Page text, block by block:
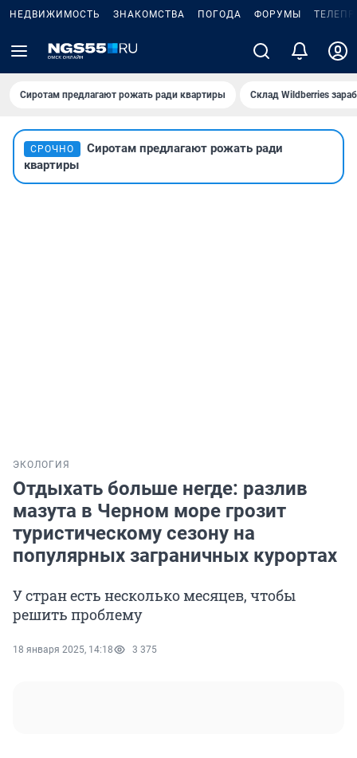
НЕДВИЖИМОСТЬ ЗНАКОМСТВА ПОГОДА ФОРУМЫ
Сиротам предлагают рожать ради квартиры Склад Wildberries
СРОЧНО
Сиротам предлагают рожать ради
квартиры
ЭКОЛОГИЯ
Отдыхать больше негде: разлив
мазута в Черном море грозит
туристическому сезону на
популярных заграничных курортах
У стран есть несколько месяцев, чтобы
решить проблему
18 января 2025, 14:18 3 375